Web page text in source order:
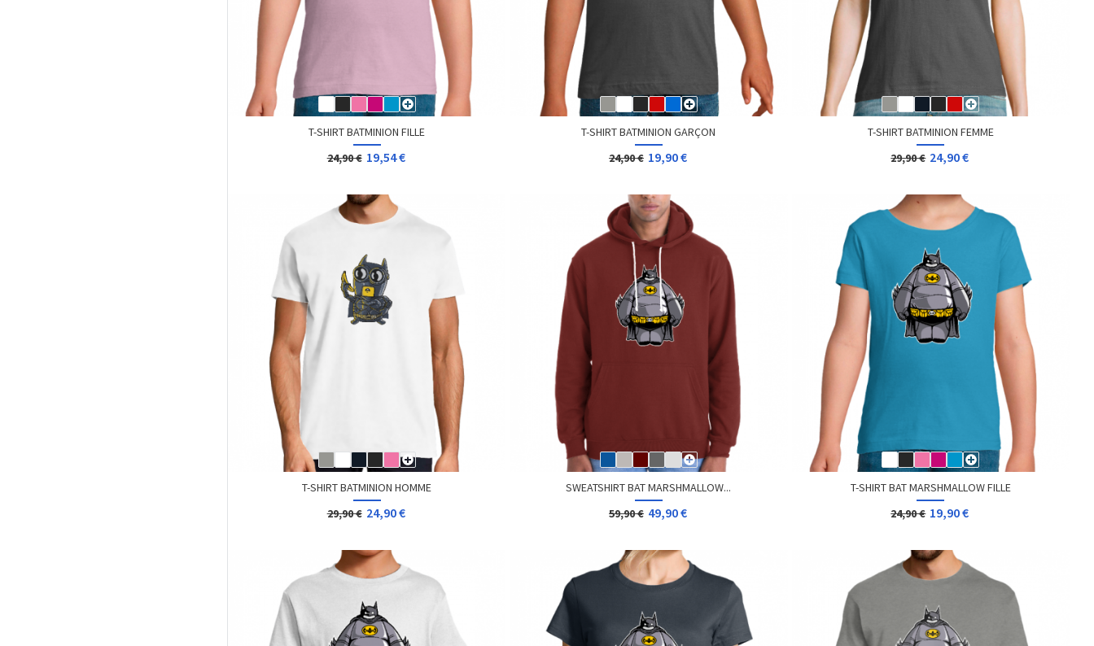
T-SHIRT BATMINION FILLE
24,90 € 19,54 €
T-SHIRT BATMINION GARÇON
24,90 € 19,90 €
T-SHIRT BATMINION FEMME
29,90 € 24,90 €
T-SHIRT BATMINION HOMME
29,90 € 24,90 €
SWEATSHIRT BAT MARSHMALLOW...
59,90 € 49,90 €
T-SHIRT BAT MARSHMALLOW FILLE
24,90 € 19,90 €